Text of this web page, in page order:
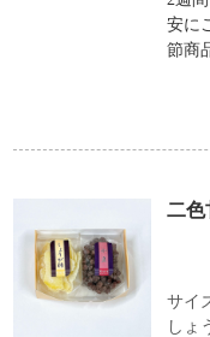
安に
節商
二色
サイ
しょ